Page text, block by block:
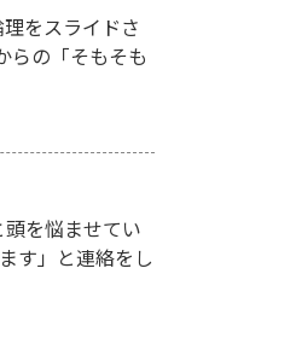
をスライドさ
らの「そもそも
を悩ませてい
す」と連絡をし